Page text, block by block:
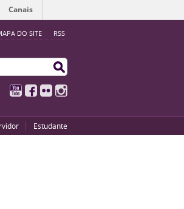
DO SITE RSS
Canais
YouTubeFacebook
Flickr
Estudante